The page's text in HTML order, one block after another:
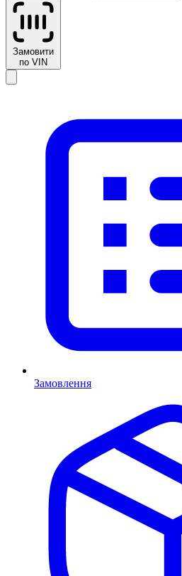
Замовити
по VIN
Замовлення